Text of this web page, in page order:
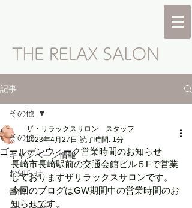
記事
その他
キャンペーン情報
お知らせ
書簡
その他
ゴールデンウィーク営業時間のお知らせ
ザ・リラックスサロン スタッフ
2023年4月27日 読了時間: 1分
長崎市長崎駅前の交通会館ビル５Fで営業
しておりますザリラックスサロンです。
今回のブログはGW期間中の営業時間のお
知らせです。